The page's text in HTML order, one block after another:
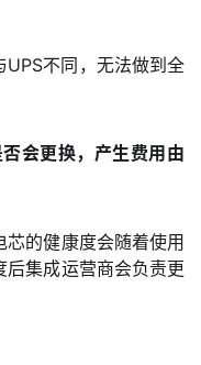
UPS不同，无法做到全
会更换，产生费用由
芯的健康度会随着使用
后集成运营商会负责更